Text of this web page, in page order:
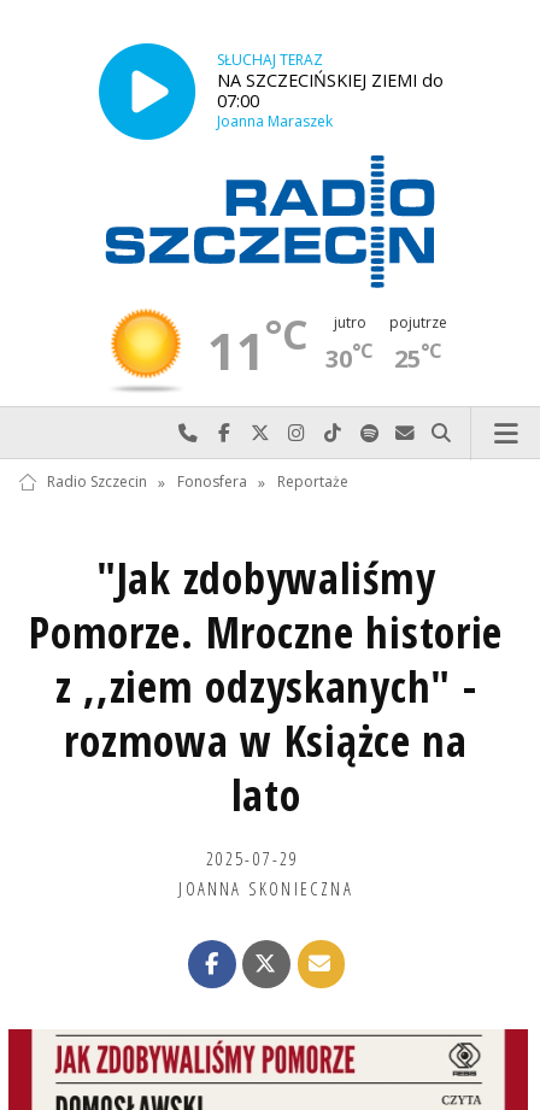
SŁUCHAJ TERAZ
NA SZCZECIŃSKIEJ ZIEMI do
07:00
Joanna Maraszek
11°C jutro
30°C
pojutrze
25°C
Najlepiej po prostu do nas zadzwoń
Odwiedź nas na Facebook-u
Odwiedź nas na X
Odwiedź nas na Instagram-ie
Odwiedź nas na TikTok-u
Szukaj nas na Spotify
Wyślij do nas
Szukaj
Radio Szczecin » Fonosfera » Reportaże
"Jak zdobywaliśmy
Pomorze. Mroczne historie
z ,,ziem odzyskanych" -
rozmowa w Książce na
lato
2025-07-29
JOANNA SKONIECZNA